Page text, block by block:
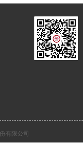
有限公司